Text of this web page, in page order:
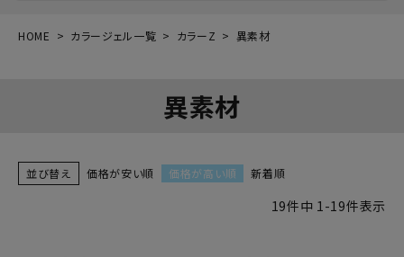
HOME カラージェル一覧 カラーZ 異素材
異素材
並び替え 価格が安い順 価格が高い順 新着順
19件中 1-19件表示